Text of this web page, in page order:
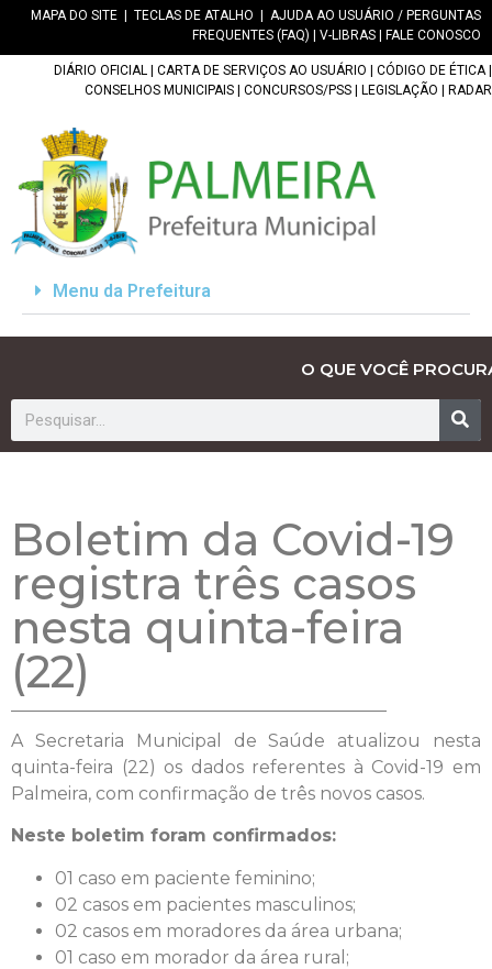
MAPA DO SITE TECLAS DE ATALHO
AJUDA AO USUÁRIO / PERGUNTAS
FREQUENTES (FAQ)
V-LIBRAS FALE CONOSCO
DIÁRIO OFICIAL CARTA DE SERVIÇOS AO USUÁRIO CÓDIGO DE ÉTICA|
CONSELHOS MUNICIPAIS
CONCURSOS/PSS LEGISLAÇÃO RADAR
Menu da Prefeitura
O QUE VOCÊ
Boletim da Covid-19
registra três casos
nesta quinta-feira
(22)
A Secretaria Municipal de Saúde atualizou nesta
quinta-feira (22) os dados referentes à Covid-19 em
Palmeira, com confirmação de três novos casos.
Neste boletim foram confirmados:
01 caso em paciente feminino;
02 casos em pacientes masculinos;
02 casos em moradores da área urbana;
01 caso em morador da área rural;